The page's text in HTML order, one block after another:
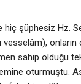
şüphesiz Hz.
onların
sahip olduğu
oturmuştu.